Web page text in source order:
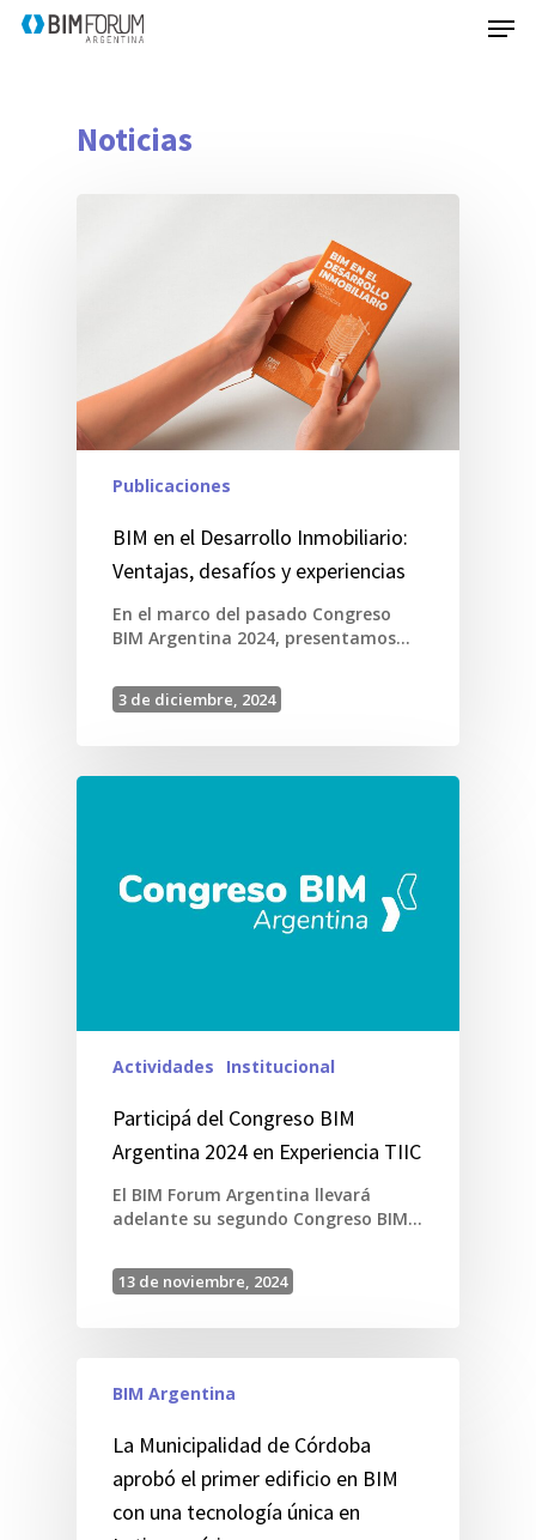
Noticias
Publicaciones
BIM en el Desarrollo Inmobiliario:
Ventajas, desafíos y experiencias
En el marco del pasado Congreso
BIM Argentina 2024, presentamos…
3 de diciembre, 2024
Actividades Institucional
Participá del Congreso BIM
Argentina 2024 en Experiencia TIIC
El BIM Forum Argentina llevará
adelante su segundo Congreso BIM…
13 de noviembre, 2024
BIM Argentina
La Municipalidad de Córdoba
aprobó el primer edificio en BIM
con una tecnología única en